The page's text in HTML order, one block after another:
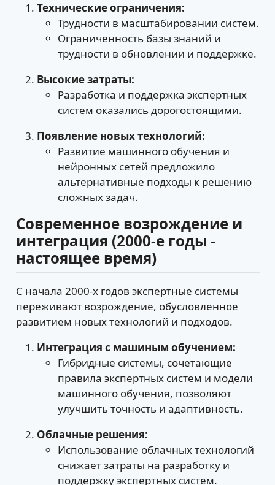
Технические ограничения:
Трудности в масштабировании систем.
Ограниченность базы знаний и
трудности в обновлении и поддержке.
Высокие затраты:
Разработка и поддержка экспертных
систем оказались дорогостоящими.
Появление новых технологий:
Развитие машинного обучения и
нейронных сетей предложило
альтернативные подходы к решению
сложных задач.
Современное возрождение и
интеграция (2000-е годы -
настоящее время)
С начала 2000-х годов экспертные системы
переживают возрождение, обусловленное
развитием новых технологий и подходов.
Интеграция с машиным обучением:
Гибридные системы, сочетающие
правила экспертных систем и модели
машинного обучения, позволяют
улучшить точность и адаптивность.
Облачные решения:
Использование облачных технологий
снижает затраты на разработку и
поддержку экспертных систем.